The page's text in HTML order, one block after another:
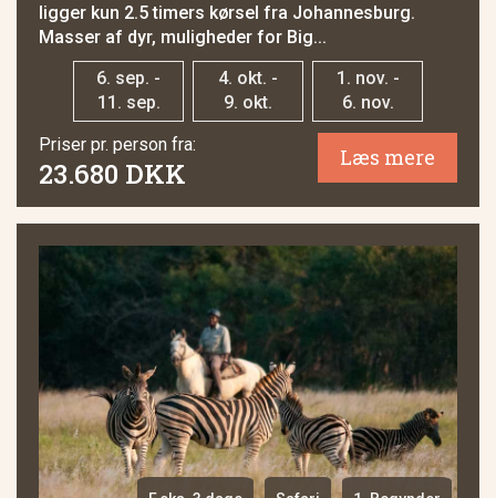
ligger kun 2.5 timers kørsel fra Johannesburg.
Masser af dyr, muligheder for Big...
6. sep. -
11. sep.
4. okt. -
9. okt.
1. nov. -
6. nov.
Priser pr. person fra:
23.680 DKK Læs mere